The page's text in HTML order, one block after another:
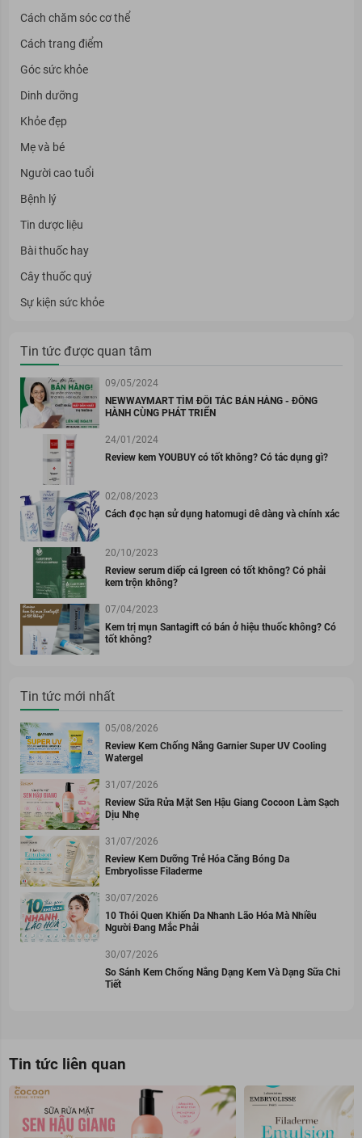
Cách chăm sóc cơ thể
Cách trang điểm
Góc sức khỏe
Dinh dưỡng
Khỏe đẹp
Mẹ và bé
Người cao tuổi
Bệnh lý
Tin dược liệu
Bài thuốc hay
Cây thuốc quý
Sự kiện sức khỏe
Tin tức được quan tâm
09/05/2024
NEWWAYMART TÌM ĐỐI TÁC BÁN HÀNG - ĐỒNG
HÀNH CÙNG PHÁT TRIỂN
24/01/2024
Review kem YOUBUY có tốt không? Có tác dụng gì?
02/08/2023
Cách đọc hạn sử dụng hatomugi dễ dàng và chính xác
20/10/2023
Review serum diếp cá Igreen có tốt không? Có phải
kem trộn không?
07/04/2023
Kem trị mụn Santagift có bán ở hiệu thuốc không? Có
tốt không?
Tin tức mới nhất
05/08/2026
Review Kem Chống Nắng Garnier Super UV Cooling
Watergel
31/07/2026
Review Sữa Rửa Mặt Sen Hậu Giang Cocoon Làm Sạch
Dịu Nhẹ
31/07/2026
Review Kem Dưỡng Trẻ Hóa Căng Bóng Da
Embryolisse Filaderme
30/07/2026
10 Thói Quen Khiến Da Nhanh Lão Hóa Mà Nhiều
Người Đang Mắc Phải
30/07/2026
So Sánh Kem Chống Nắng Dạng Kem Và Dạng Sữa Chi
Tiết
Tin tức liên quan